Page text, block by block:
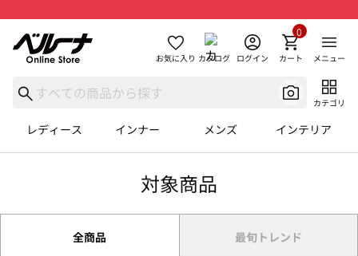
お気に入り カタログ ログイン カート
0
メニュー
カテゴリ
レディース インナー メンズ インテリア
対象商品
全商品 最旬トレンド